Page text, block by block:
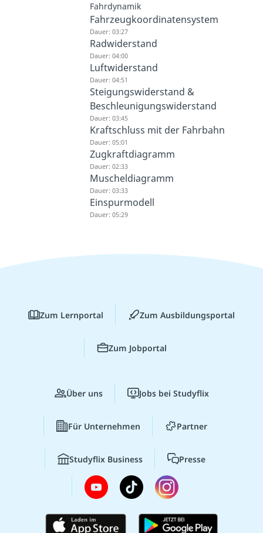
Fahrdynamik
Fahrzeugkoordinatensystem
Dauer: 03:27
Radwiderstand
Dauer: 04:00
Luftwiderstand
Dauer: 04:51
Steigungswiderstand &
Beschleunigungswiderstand
Dauer: 03:45
Kraftschluss mit der Fahrbahn
Dauer: 05:01
Zugkraftdiagramm
Dauer: 02:33
Muscheldiagramm
Dauer: 03:33
Einspurmodell
Dauer: 05:29
Zum Lernportal Zum Ausbildungsportal
Zum Jobportal
Über uns Jobs bei Studyflix
Für Unternehmen Partner
Studyflix Business Presse